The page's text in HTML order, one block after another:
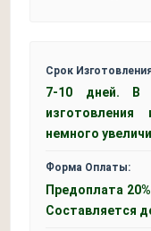
Срок
7-10 дней. В
немного
Форма Оплаты:
Предоплата
Составляется